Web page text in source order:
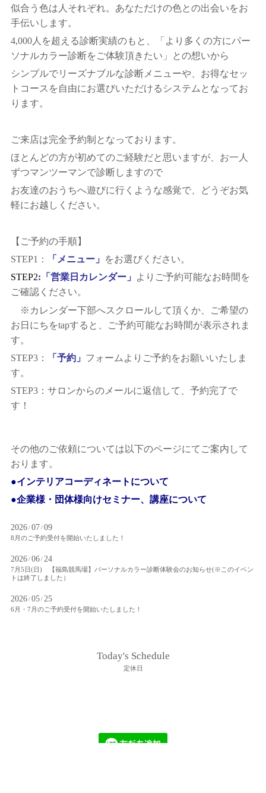
似合う色は人それぞれ。あなただけの色との出会いをお
手伝いします。
4,000人を超える診断実績のもと、「より多くの方にパー
ソナルカラー診断をご体験頂きたい」との想いから
シンプルでリーズナブルな診断メニューや、お得なセッ
トコースを自由にお選びいただけるシステムとなってお
ります。
ご来店は完全予約制となっております。
ほとんどの方が初めてのご経験だと思いますが、お一人
ずつマンツーマンで診断しますので
お友達のおうちへ遊びに行くような感覚で、どうぞお気
軽にお越しください。
【ご予約の手順】
STEP1：
「メニュー」
をお選びください。
STEP2: 「営業日カレンダー」
よりご予約可能なお時間を
ご確認ください。
※カレンダー下部へスクロールして頂くか、ご希望の
お日にちをtapすると、ご予約可能なお時間が表示されま
す。
STEP3：
「予約」 フォームよりご予約をお願いいたしま
す。
STEP3：サロンからのメールに返信して、予約完了で
す！
その他のご依頼については以下のページにてご案内して
おります。
●インテリアコーディネート について
●企業様・団体様向けセミナー、講座について
2026 / 07 / 09
8月のご予約受付を開始いたしました！
2026 / 06 / 24
7月5日(日) 【福島競馬場】パーソナルカラー診断体験会のお知らせ(※このイベン
トは終了しました）
2026 / 05 / 25
6月・7月のご予約受付を開始いたしました！
Today's Schedule
定休日